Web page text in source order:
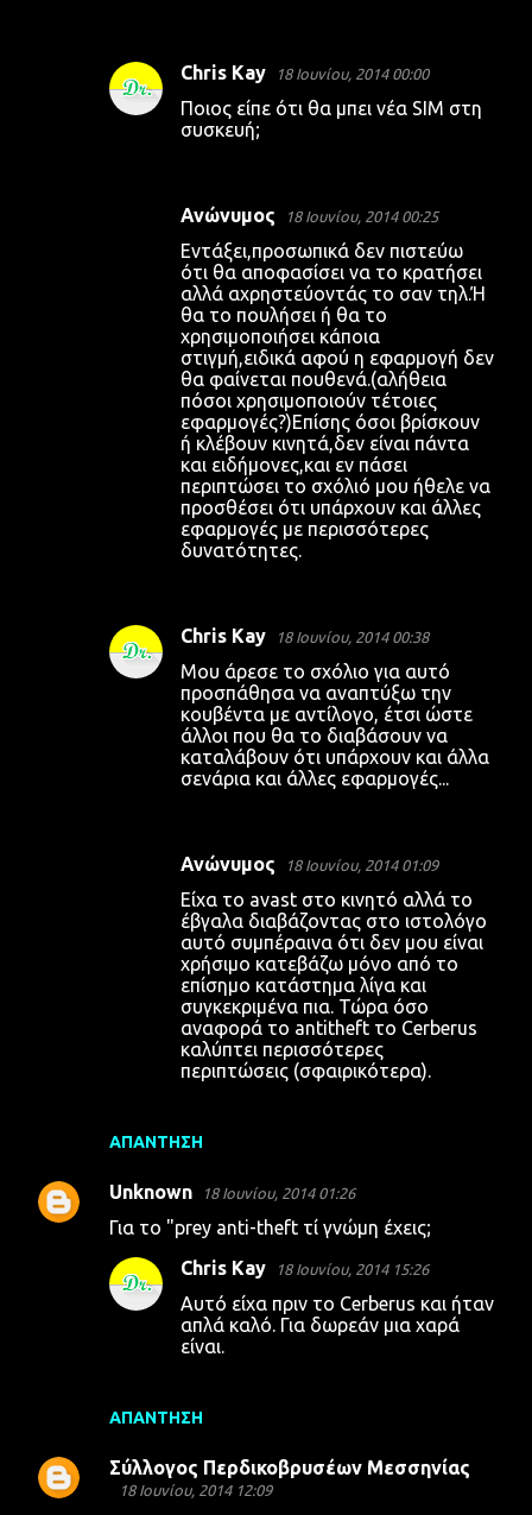
ΑΠΆΝΤΗΣΗ
Chris Kay 18 Ιουνίου, 2014 00:00
Ποιος είπε ότι θα μπει νέα SIM στη
συσκευή;
Ανώνυμος 18 Ιουνίου, 2014 00:25
Εντάξει,προσωπικά δεν πιστεύω
ότι θα αποφασίσει να το κρατήσει
αλλά αχρηστεύοντάς το σαν τηλ.Ή
θα το πουλήσει ή θα το
χρησιμοποιήσει κάποια
στιγμή,ειδικά αφού η εφαρμογή δεν
θα φαίνεται πουθενά.(αλήθεια
πόσοι χρησιμοποιούν τέτοιες
εφαρμογές?)Επίσης όσοι βρίσκουν
ή κλέβουν κινητά,δεν είναι πάντα
και ειδήμονες,και εν πάσει
περιπτώσει το σχόλιό μου ήθελε να
προσθέσει ότι υπάρχουν και άλλες
εφαρμογές με περισσότερες
δυνατότητες.
Chris Kay 18 Ιουνίου, 2014 00:38
Μου άρεσε το σχόλιο για αυτό
προσπάθησα να αναπτύξω την
κουβέντα με αντίλογο, έτσι ώστε
άλλοι που θα το διαβάσουν να
καταλάβουν ότι υπάρχουν και άλλα
σενάρια και άλλες εφαρμογές...
Ανώνυμος 18 Ιουνίου, 2014 01:09
Είχα το avast στο κινητό αλλά το
έβγαλα διαβάζοντας στο ιστολόγο
αυτό συμπέραινα ότι δεν μου είναι
χρήσιμο κατεβάζω μόνο από το
επίσημο κατάστημα λίγα και
συγκεκριμένα πια. Τώρα όσο
αναφορά το antitheft το Cerberus
καλύπτει περισσότερες
περιπτώσεις (σφαιρικότερα).
Unknown 18 Ιουνίου, 2014 01:26
Για το "prey anti-theft τί γνώμη έχεις;
ΑΠΆΝΤΗΣΗ
Chris Kay 18 Ιουνίου, 2014 15:26
Αυτό είχα πριν το Cerberus και ήταν
απλά καλό. Για δωρεάν μια χαρά
είναι.
Σύλλογος Περδικοβρυσέων Μεσσηνίας
18 Ιουνίου, 2014 12:09